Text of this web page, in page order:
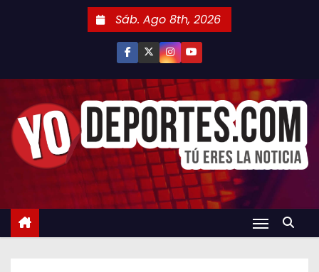
n
Sáb. Ago 8th, 2026